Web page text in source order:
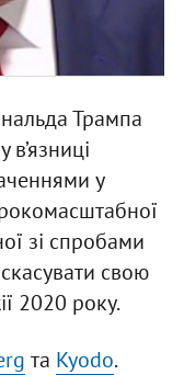
Трампа
у
зі спробами
свою
2020 року.
та Kyodo.